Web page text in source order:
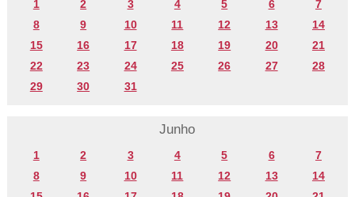
1 2 3 4 5 6
7
8
9 10 11 12 13
14
15
16 17 18 19 20
21
22
23 24 25 26 27
28
29
30 31
Junho
1 2 3 4 5 6
7
8
9 10 11 12 13
14